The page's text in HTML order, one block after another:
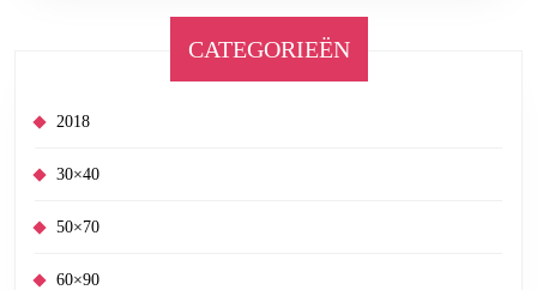
CATEGORIEËN
2018
30×40
50×70
60×90